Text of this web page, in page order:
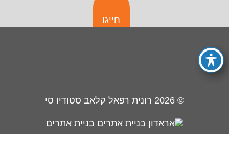
חייגו
© 2026 רונית רפאל קלאב סטודיו סי
בניית אתרים